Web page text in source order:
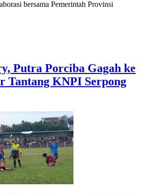
bersama Pemerintah Provinsi
Putra Porciba Gagah ke
Tantang KNPI Serpong